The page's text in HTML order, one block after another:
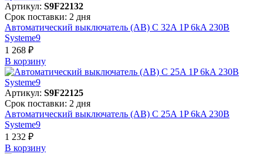
Артикул: S9F22132
Срок поставки: 2 дня
Автоматический выключатель (АВ) C 32A 1P 6kA 230В
Systeme9
1 268 ₽
В корзинy
Артикул: S9F22125
Срок поставки: 2 дня
Автоматический выключатель (АВ) C 25A 1P 6kA 230В
Systeme9
1 232 ₽
В корзинy